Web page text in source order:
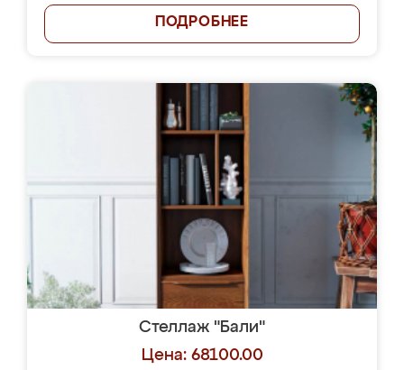
ПОДРОБНЕЕ
Стеллаж "Бали"
Цена: 68100.00